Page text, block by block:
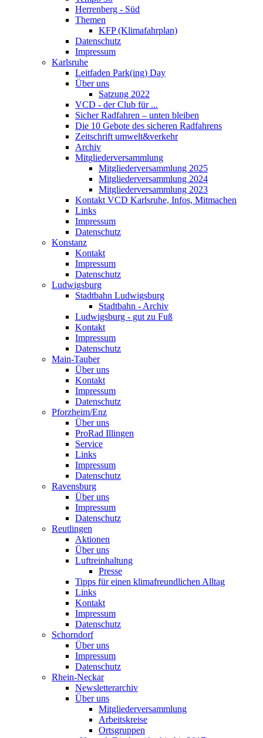
Herrenberg - Süd
Themen
KFP (Klimafahrplan)
Datenschutz
Impressum
Karlsruhe
Leitfaden Park(ing) Day
Über uns
Satzung 2022
VCD - der Club für ...
Sicher Radfahren – unten bleiben
Die 10 Gebote des sicheren Radfahrens
Zeitschrift umwelt&verkehr
Archiv
Mitgliederversammlung
Mitgliederversammlung 2025
Mitgliederversammlung 2024
Mitgliederversammlung 2023
Kontakt VCD Karlsruhe, Infos, Mitmachen
Links
Impressum
Datenschutz
Konstanz
Kontakt
Impressum
Datenschutz
Ludwigsburg
Stadtbahn Ludwigsburg
Stadtbahn - Archiv
Ludwigsburg - gut zu Fuß
Kontakt
Impressum
Datenschutz
Main-Tauber
Über uns
Kontakt
Impressum
Datenschutz
Pforzheim/Enz
Über uns
ProRad Illingen
Service
Links
Impressum
Datenschutz
Ravensburg
Über uns
Impressum
Datenschutz
Reutlingen
Aktionen
Über uns
Luftreinhaltung
Presse
Tipps für einen klimafreundlichen Alltag
Links
Kontakt
Impressum
Datenschutz
Schorndorf
Über uns
Impressum
Datenschutz
Rhein-Neckar
Newsletterarchiv
Über uns
Mitgliederversammlung
Arbeitskreise
Ortsgruppen